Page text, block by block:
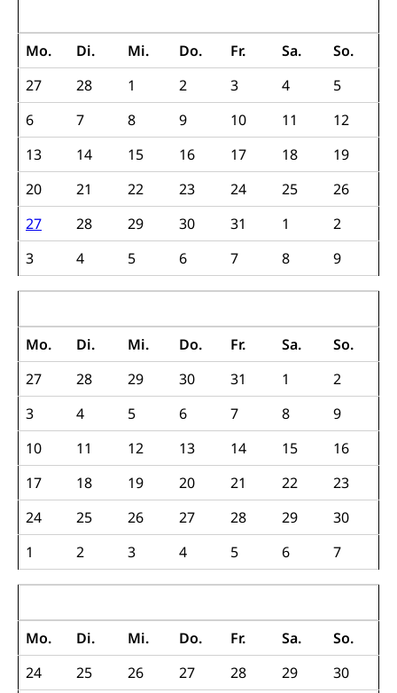
Mo.
Di. Mi. Do. Fr. Sa.
So.
27
28 1 2 3 4
5
6
7 8 9 10 11
12
13
14 15 16 17 18
19
20
21 22 23 24 25
26
27
28 29 30 31 1
2
3
4 5 6 7 8 9
Mo.
Di. Mi. Do. Fr. Sa.
So.
27
28 29 30 31 1
2
3
4 5 6 7 8
9
10
11 12 13 14 15
16
17
18 19 20 21 22
23
24
25 26 27 28 29
30
1
2 3 4 5 6 7
Mo.
Di. Mi. Do. Fr. Sa.
So.
24
25 26 27 28 29
30
Olympiateam Kanton Luzern
Offene Sporthallen
Gesundheitsförderung
Jugend+Sport
Freiwilliger Schulsport
Sportförderung
Tiere
Haustiere, Heimtiere, Wildtiere, Veterinärmedizin,
Tiermedizin, Tierarzt, Tierschutz, Jagd, Fischerei,
Viehzucht
Tierschutz
Hobbytierhaltung und Bienen
Veterinärdienst
Wildtiere
Halten von Wildtieren
Haltung Heimtiere
Todesfall
Bestattung, Beerdigung, Testament, Erbrecht,
Erbschaft, Todesschein, Todesanzeige,
Zivilstandsamt, Erben, Erbenliste
Ärztliche Todesbescheinigung
Sicherheit
Armee
Militär, Militärdienst, Militärdienstpflicht,
Wehrpflicht, Berufssoldat, Militärdienstverweigerer,
Dienstverweigerer, Militärdienstverweigerung,
Militär
Schweizer Armee
Erwerbsausfallentschädigung (WAS Luzern)
Bevölkerungsschutz
Katastrophenschutz, Katastrophenhilfe, Polizei,
Feuerwehr, Gesundheitswesen, technische Betriebe,
Alarmierung, Sirenentest
Kantonaler Führungsstab
Polizei
Ordnungskräfte, Sicherheit, öffentliche Ordnung
Vorratshaltung, Vorrat
Wasserversorgung
Waffen